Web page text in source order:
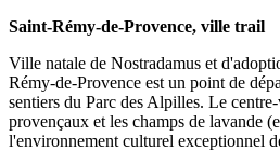
Saint-Rémy-de-Provence, ville trail
Ville natale de Nostradamus et
Rémy-de-Provence est un point de
sentiers du Parc des Alpilles. Le
provençaux et les champs de lavande
l'environnement culturel exceptionnel